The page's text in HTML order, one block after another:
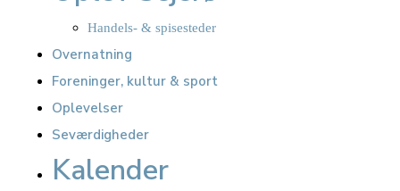
Handels- & spisesteder
Overnatning
Foreninger, kultur & sport
Oplevelser
Seværdigheder
Kalender